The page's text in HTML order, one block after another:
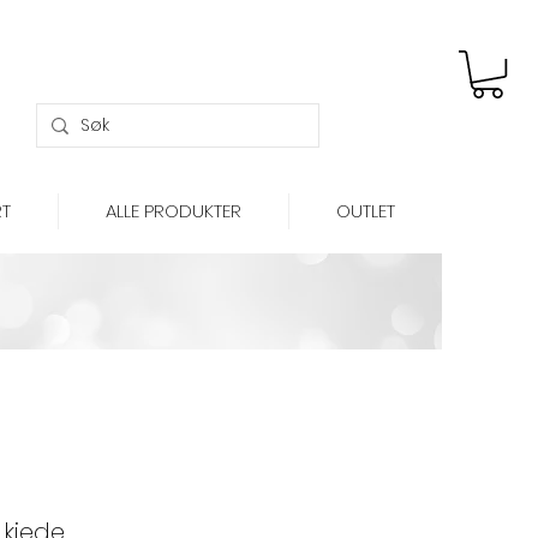
ALLE PRODUKTER OUTLET